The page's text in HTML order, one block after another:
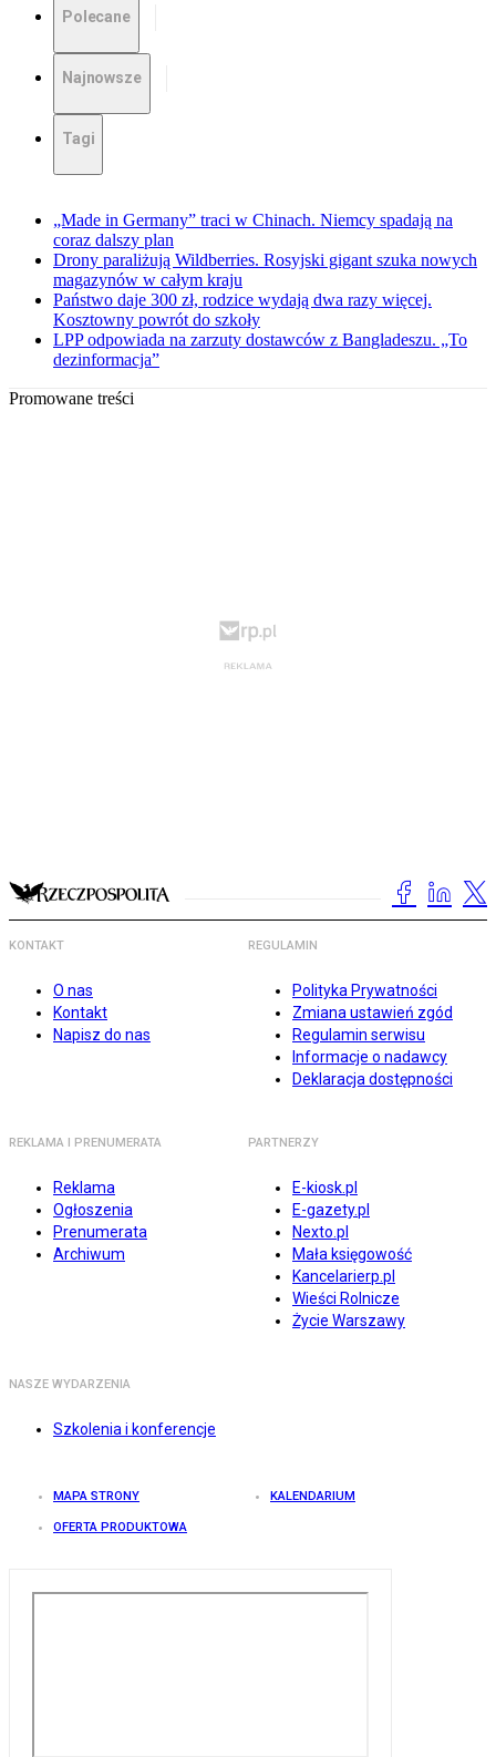
Polecane
Najnowsze
Tagi
„Made in Germany” traci w Chinach. Niemcy spadają na
coraz dalszy plan
Drony paraliżują Wildberries. Rosyjski gigant szuka nowych
magazynów w całym kraju
Państwo daje 300 zł, rodzice wydają dwa razy więcej.
Kosztowny powrót do szkoły
LPP odpowiada na zarzuty dostawców z Bangladeszu. „To
dezinformacja”
Promowane treści
KONTAKT
O nas
Kontakt
Napisz do nas
REGULAMIN
Polityka Prywatności
Zmiana ustawień zgód
Regulamin serwisu
Informacje o nadawcy
Deklaracja dostępności
REKLAMA I PRENUMERATA
Reklama
Ogłoszenia
Prenumerata
Archiwum
PARTNERZY
E-kiosk.pl
E-gazety.pl
Nexto.pl
Mała księgowość
Kancelarierp.pl
Wieści Rolnicze
Życie Warszawy
NASZE WYDARZENIA
Szkolenia i konferencje
MAPA STRONY KALENDARIUM
OFERTA PRODUKTOWA